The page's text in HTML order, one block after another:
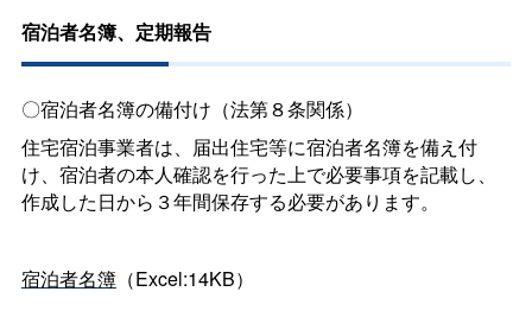
宿泊者名簿、定期報告
〇宿泊者名簿の備付け（法第８条関係）
住宅宿泊事業者は、届出住宅等に宿泊者名簿を備え付
け、宿泊者の本人確認を行った上で必要事項を記載し、
作成した日から３年間保存する必要があります。
宿泊者名簿（Excel:14KB）